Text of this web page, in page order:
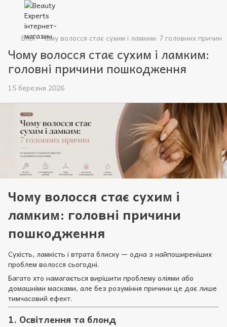
Блог Чому волосся стає сухим і ламким: 7 головних причин
Чому волосся стає сухим і ламким:
головні причини пошкодження
15 березня 2026
Чому волосся стає сухим і
ламким: головні причини
пошкодження
Сухість, ламкість і втрата блиску — одна з найпоширеніших
проблем волосся сьогодні.
Багато хто намагається вирішити проблему оліями або
домашніми масками, але без розуміння причини це дає лише
тимчасовий ефект.
1. Освітлення та блонд